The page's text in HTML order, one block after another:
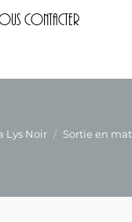
Contacter
Lys Noir Sortie en
Contacter